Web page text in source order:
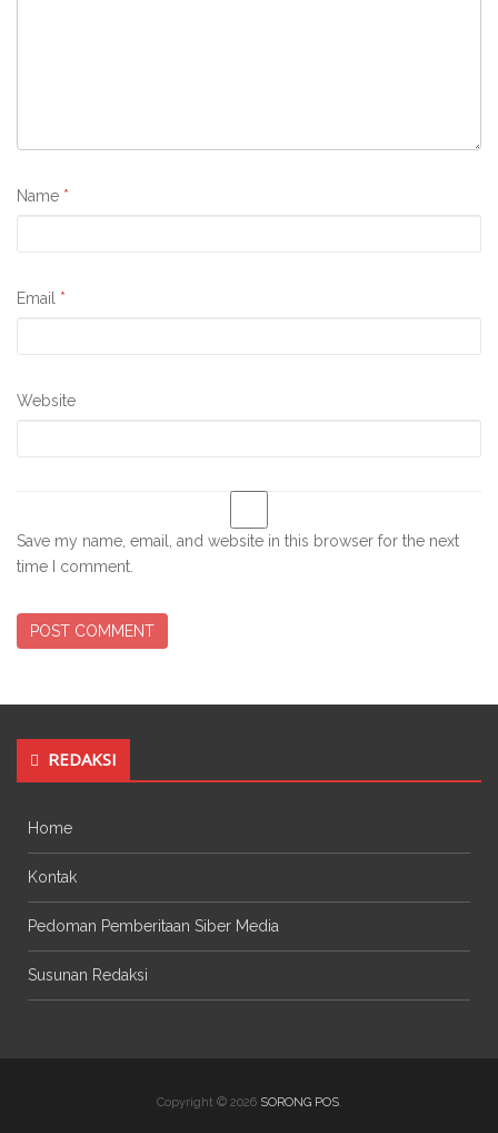
Name *
Email *
Website
Save my name, email, and website in this browser for the next
time I comment.
REDAKSI
Home
Kontak
Pedoman Pemberitaan Siber Media
Susunan Redaksi
Copyright © 2026 SORONG POS.